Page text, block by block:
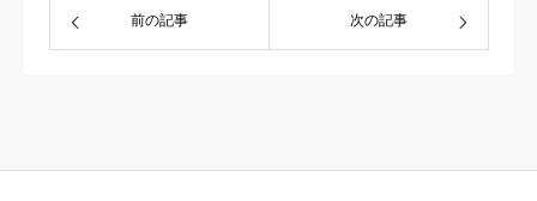
前の記事 次の記事